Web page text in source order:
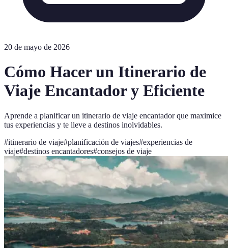
20 de mayo de 2026
Cómo Hacer un Itinerario de
Viaje Encantador y Eficiente
Aprende a planificar un itinerario de viaje encantador que maximice
tus experiencias y te lleve a destinos inolvidables.
#itinerario de viaje#planificación de viajes#experiencias de
viaje#destinos encantadores#consejos de viaje